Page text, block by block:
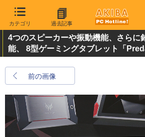
カテゴリ 過去記事
4つのスピーカーや振動機能、さらに
能、 8型ゲーミングタブレット「
前の画像